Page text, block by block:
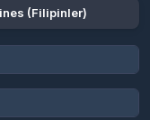
(Filipinler)